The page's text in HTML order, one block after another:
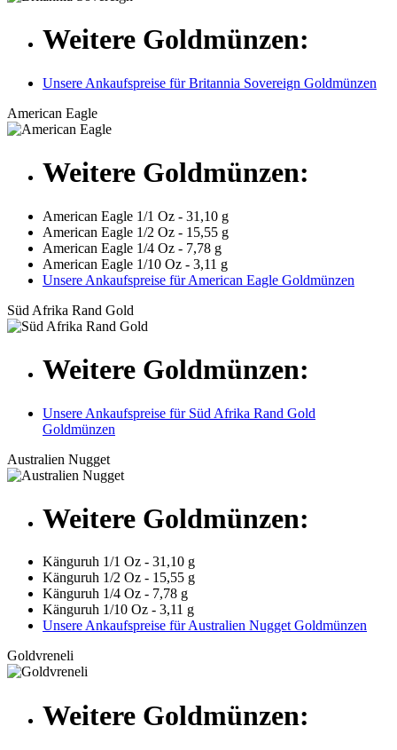
Weitere Goldmünzen:
Unsere Ankaufspreise für Britannia Sovereign Goldmünzen
American Eagle
Weitere Goldmünzen:
American Eagle 1/1 Oz - 31,10 g
American Eagle 1/2 Oz - 15,55 g
American Eagle 1/4 Oz - 7,78 g
American Eagle 1/10 Oz - 3,11 g
Unsere Ankaufspreise für American Eagle Goldmünzen
Süd Afrika Rand Gold
Weitere Goldmünzen:
Unsere Ankaufspreise für Süd Afrika Rand Gold
Goldmünzen
Australien Nugget
Weitere Goldmünzen:
Känguruh 1/1 Oz - 31,10 g
Känguruh 1/2 Oz - 15,55 g
Känguruh 1/4 Oz - 7,78 g
Känguruh 1/10 Oz - 3,11 g
Unsere Ankaufspreise für Australien Nugget Goldmünzen
Goldvreneli
Weitere Goldmünzen: